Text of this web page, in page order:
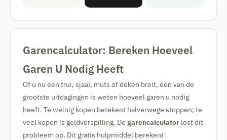
Garencalculator: Bereken Hoeveel
Garen U Nodig Heeft
Of u nu een trui, sjaal, muts of deken breit, één van de
grootste uitdagingen is weten hoeveel garen u nodig
heeft. Te weinig kopen betekent halverwege stoppen; te
veel kopen is geldverspilling. De garencalculator lost dit
probleem op. Dit gratis hulpmiddel berekent